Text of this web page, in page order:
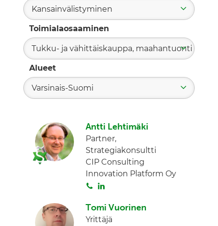
Kansainvälistyminen
Toimialaosaaminen
Tukku- ja vähittäiskauppa, maahantuonti
Alueet
Varsinais-Suomi
Antti Lehtimäki
Partner,
Strategiakonsultti
CIP Consulting
Innovation Platform Oy
S
i
t
n
k
Tomi Vuorinen
Yrittäjä